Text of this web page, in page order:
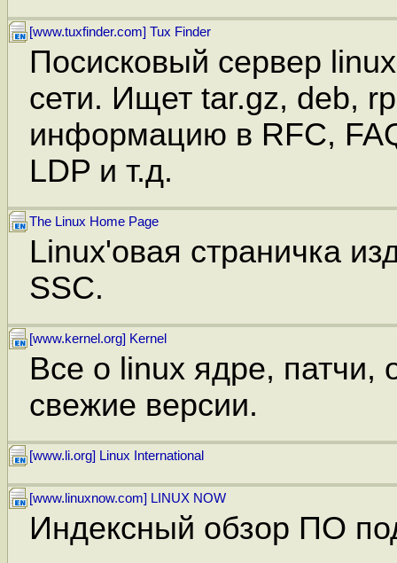
[www.tuxfinder.com] Tux Finder
Посисковый сервер
сети. Ищет tar.gz, deb,
информацию в RFC,
LDP и т.д.
The Linux Home Page
Linux'овая страничка
SSC.
[www.kernel.org] Kernel
Все о linux ядре, патчи,
свежие версии.
[www.li.org] Linux International
[www.linuxnow.com] LINUX NOW
Индексный обзор ПО